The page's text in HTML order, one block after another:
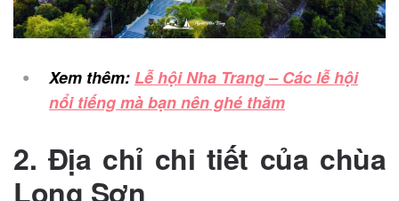
Xem thêm:Lễ hội Nha Trang – Các lễ hội
nổi tiếng mà bạn nên ghé thăm
2. Địa chỉ chi tiết của chùa
Long Sơn